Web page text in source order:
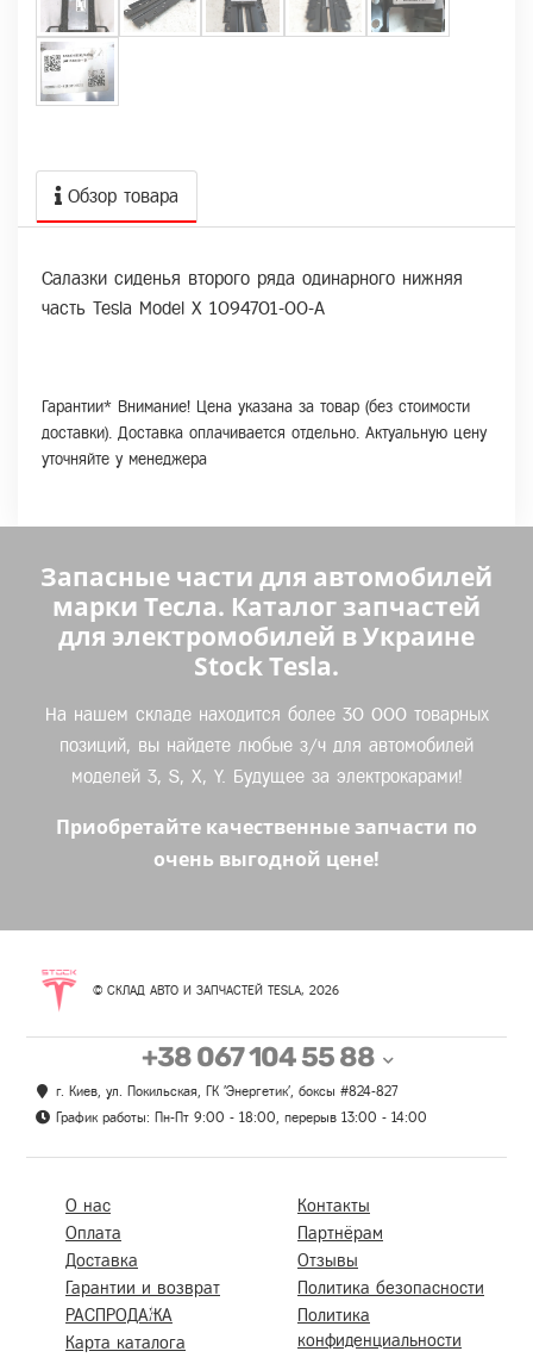
Обзор товара
Салазки сиденья второго ряда одинарного нижняя
часть Tesla Model X 1094701-00-A
Гарантии* Внимание! Цена указана за товар (без стоимости
доставки). Доставка оплачивается отдельно. Актуальную цену
уточняйте у менеджера
Запасные части для автомобилей
марки Тесла. Каталог запчастей
для электромобилей в Украине
Stock Tesla.
На нашем складе находится более 30 000 товарных
позиций, вы найдете любые з/ч для автомобилей
моделей 3, S, X, Y. Будущее за электрокарами!
Приобретайте качественные запчасти по
очень выгодной цене!
© СКЛАД АВТО И ЗАПЧАСТЕЙ TESLA, 2026
+38 067 104 55 88
г. Киев, ул. Покильская, ГК 'Энергетик', боксы #824-827
График работы: Пн-Пт 9:00 - 18:00, перерыв 13:00 - 14:00
О нас
Оплата
Доставка
Гарантии и возврат
РАСПРОДАЖА
Карта каталога
Контакты
Партнёрам
Отзывы
Политика безопасности
Политика
конфиденциальности